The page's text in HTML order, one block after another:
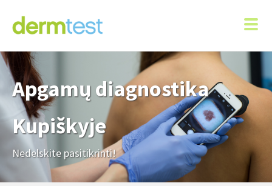
Apgamų diagnostika
Kupiškyje
Nedelskite pasitikrinti!